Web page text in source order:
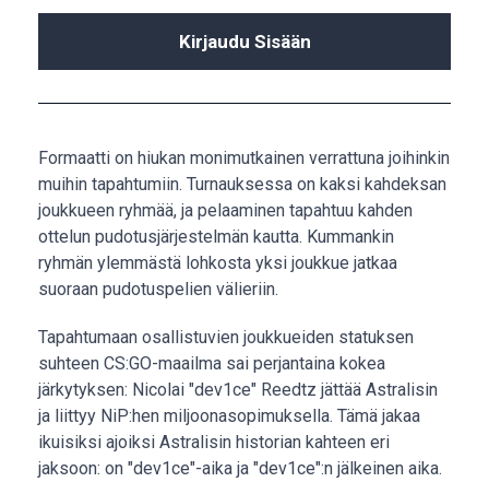
Kirjaudu Sisään
Formaatti on hiukan monimutkainen verrattuna joihinkin
muihin tapahtumiin. Turnauksessa on kaksi kahdeksan
joukkueen ryhmää, ja pelaaminen tapahtuu kahden
ottelun pudotusjärjestelmän kautta. Kummankin
ryhmän ylemmästä lohkosta yksi joukkue jatkaa
suoraan pudotuspelien välieriin.
Tapahtumaan osallistuvien joukkueiden statuksen
suhteen CS:GO-maailma sai perjantaina kokea
järkytyksen: Nicolai "dev1ce" Reedtz jättää Astralisin
ja liittyy NiP:hen miljoonasopimuksella. Tämä jakaa
ikuisiksi ajoiksi Astralisin historian kahteen eri
jaksoon: on "dev1ce"-aika ja "dev1ce":n jälkeinen aika.